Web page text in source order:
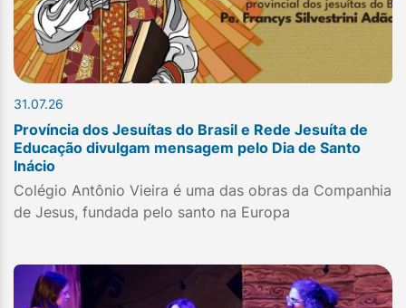
31.07.26
Província dos Jesuítas do Brasil e Rede Jesuíta de
Educação divulgam mensagem pelo Dia de Santo
Inácio
Colégio Antônio Vieira é uma das obras da Companhia
de Jesus, fundada pelo santo na Europa